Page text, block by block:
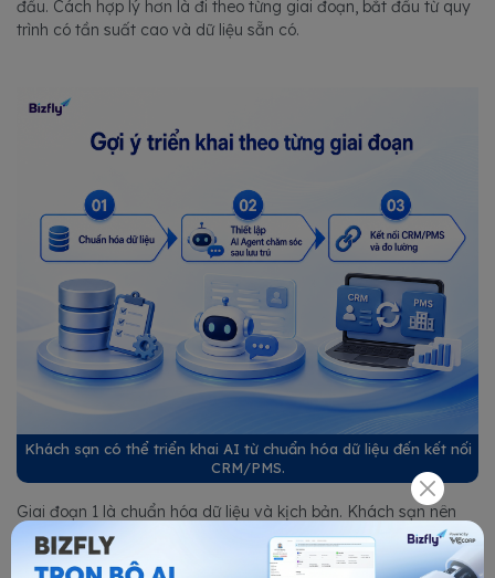
đầu. Cách hợp lý hơn là đi theo từng giai đoạn, bắt đầu từ quy
trình có tần suất cao và dữ liệu sẵn có.
Khách sạn có thể triển khai AI từ chuẩn hóa dữ liệu đến kết nối
CRM/PMS.
Giai đoạn 1 là chuẩn hóa dữ liệu và kịch bản. Khách sạn nên
xác định mẫu tin cảm ơn, câu hỏi khảo sát, thang điểm hài
lòng, nhánh xử lý khách hài lòng/chưa hài lòng và người phụ